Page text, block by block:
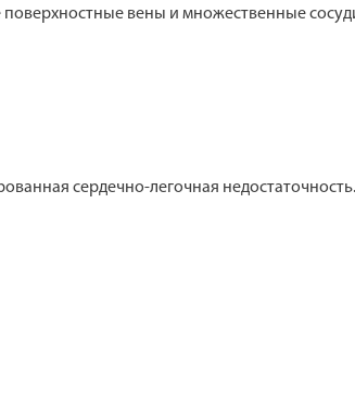
вены и множественные
сердечно-легочная